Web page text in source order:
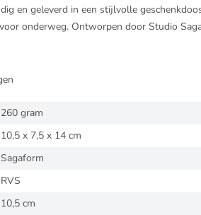
en geleverd in een stijlvolle
onderweg. Ontworpen door Studio
260 gram
10,5 x 7,5 x 14 cm
Sagaform
RVS
10,5 cm